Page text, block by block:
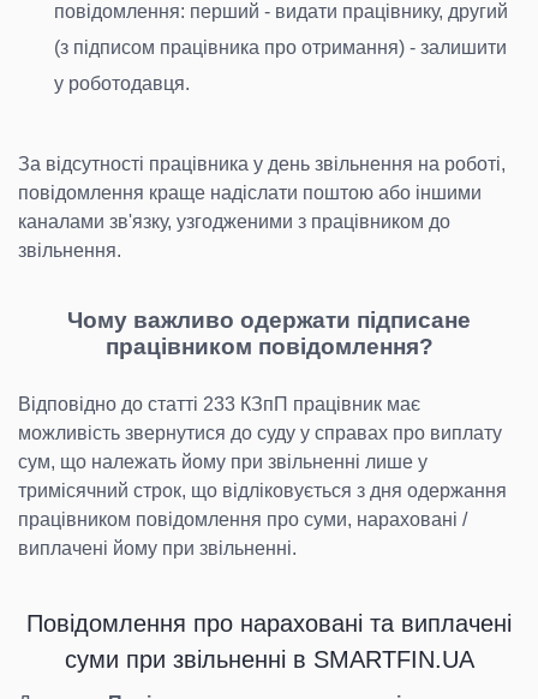
повідомлення: перший - видати працівнику, другий
(з підписом працівника про отримання) - залишити
у роботодавця.
За відсутності працівника у день звільнення на роботі,
повідомлення краще надіслати поштою або іншими
каналами зв'язку, узгодженими з працівником до
звільнення.
Чому важливо одержати підписане
працівником повідомлення?
Відповідно до статті 233 КЗпП працівник має
можливість звернутися до суду y справах про виплату
сум, що належать йому при звільненні лише y
тримісячний строк, що відліковується з дня одержання
працівником повідомлення про суми, нараховані /
виплачені йому при звільненні.
Повідомлення про нараховані та виплачені
суми при звільненні в SMARTFIN.UA